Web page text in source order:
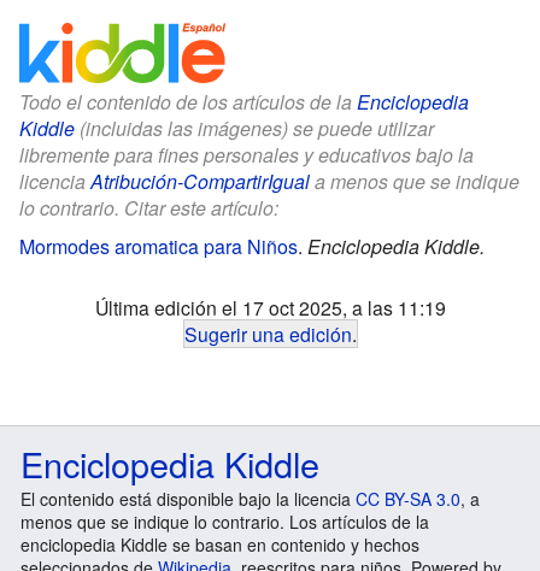
Todo el contenido de los artículos de la Enciclopedia
Kiddle (incluidas las imágenes) se puede utilizar
libremente para fines personales y educativos bajo la
licenciaAtribución-CompartirIguala menos que se indique
lo contrario. Citar este artículo:
Mormodes aromatica para Niños. Enciclopedia Kiddle.
Última edición el 17 oct 2025, a las 11:19
Sugerir una edición.
Enciclopedia Kiddle
El contenido está disponible bajo la licencia CC BY-SA 3.0, a
menos que se indique lo contrario. Los artículos de la
enciclopedia Kiddle se basan en contenido y hechos